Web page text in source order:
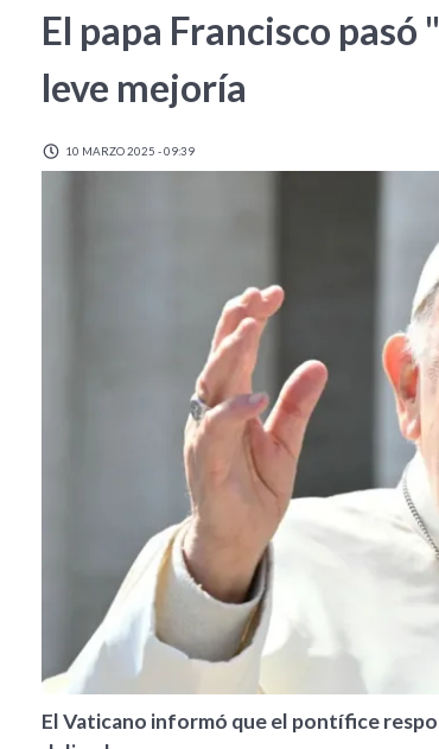
El papa Francisco
leve mejoría
10 MARZO 2025 - 09:39
El Vaticano informó que el pontífice